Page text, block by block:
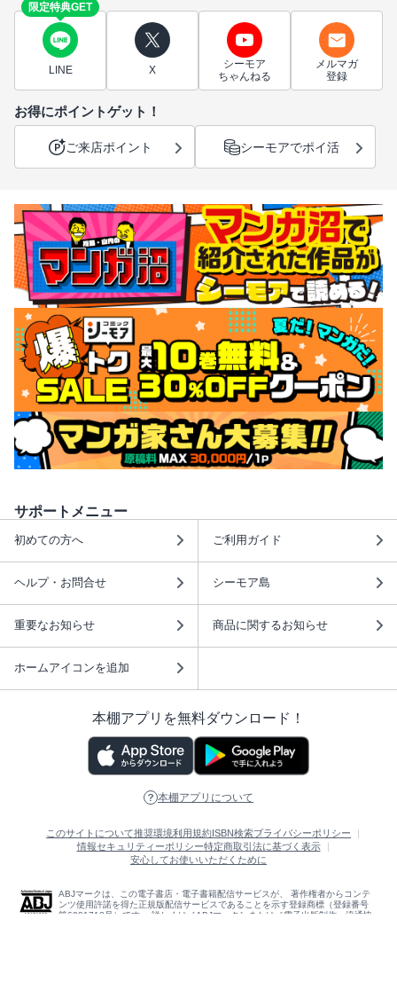
限定特典GET
LINE X
シーモア
ちゃんねる
メルマガ
登録
お得にポイントゲット！
ご来店ポイント シーモアでポイ活
サポートメニュー
初めての方へ ご利用ガイド
ヘルプ・お問合せ シーモア島
重要なお知らせ 商品に関するお知らせ
ホームアイコンを追加
本棚アプリを無料ダウンロード！
本棚アプリについて
このサイトについて推奨環境利用規約 ISBN検索プライバシーポリシー
情報セキュリティーポリシー特定商取引法に基づく表示
安心してお使いいただくために
ABJマークは、この電子書店・電子書籍配信サービスが、 著作権者からコンテ
ンツ使用許諾を得た正規版配信サービスであることを示す登録商標（登録番号
第6091713号）です。 詳しくは［ABJマーク］または［電子出版制作・流通協